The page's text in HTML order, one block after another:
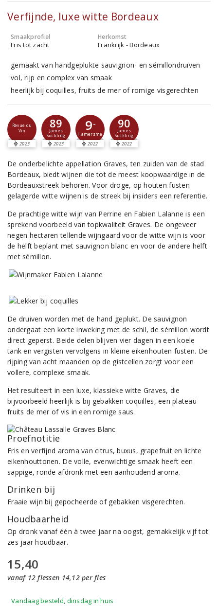
Verfijnde, luxe witte Bordeaux
Smaakprofiel
Fris tot zacht
Herkomst
Frankrijk - Bordeaux
gemaakt van handgeplukte sauvignon- en sémillondruiven
vol, rijp en complex van smaak
heerlijk bij coquilles, fruits de mer of romige visgerechten
Revue du
Vin
2023
89
James
Suckling
2023
9-
Hamersma
2022
90
James
Suckling
2022
De onderbelichte appellation Graves, ten zuiden van de stad
Bordeaux, biedt wijnen die tot de meest koopwaardige in de
Bordeauxstreek behoren. Voor droge, op houten fusten
gelagerde witte wijnen is de streek bij insiders een referentie.
De prachtige witte wijn van Perrine en Fabien Lalanne is een
sprekend voorbeeld van topkwaliteit Graves. De ongeveer
negen hectaren tellende wijngaard voor de witte wijn is voor
de helft beplant met sauvignon blanc en voor de andere helft
met sémillon.
De druiven worden met de hand geplukt. De sauvignon
ondergaat een korte inweking met de schil, de sémillon wordt
direct geperst. Beide delen blijven vier dagen in een koele
tank en vergisten vervolgens in kleine eikenhouten fusten. De
rijping van acht maanden op de gistcellen zorgt voor een
vollere, complexe smaak.
Het resulteert in een luxe, klassieke witte Graves, die
bijvoorbeeld heerlijk is bij gebakken coquilles, een plateau
fruits de mer of vis in een romige saus.
Proefnotitie
Fris en verfijnd aroma van citrus, buxus, grapefruit en lichte
eikenhouttonen. De volle, evenwichtige smaak heeft een
sappige, ronde afdronk met een aanhoudend aroma.
Drinken bij
Fraaie wijn bij gepocheerde of gebakken visgerechten.
Houdbaarheid
Op dronk vanaf één à twee jaar na oogst, gemakkelijk vijf tot
zes jaar houdbaar.
15,40
vanaf 12 flessen 14,12 per fles
Vandaag besteld, dinsdag in huis